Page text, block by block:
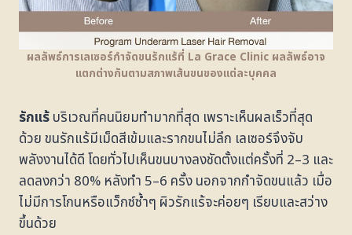
ผลลัพธ์การเลเซอร์กำจัดขนรักแร้ที่ La Grace Clinic ผลลัพธ์อาจ
แตกต่างกันตามสภาพเส้นขนของแต่ละบุคคล
รักแร้บริเวณที่คนนิยมทำมากที่สุด เพราะเห็นผลเร็วที่สุด
ด้วย ขนรักแร้มีเม็ดสีเข้มและรากขนไม่ลึก เลเซอร์จึงจับ
พลังงานได้ดี โดยทั่วไปเห็นขนบางลงชัดตั้งแต่ครั้งที่ 2–3 และ
ลดลงกว่า 80% หลังทำ 5–6 ครั้ง นอกจากกำจัดขนแล้ว เมื่อ
ไม่มีการโกนหรือแว็กซ์ซ้ำๆ ผิวรักแร้จะค่อยๆ เรียบและสว่าง
ขึ้นด้วย